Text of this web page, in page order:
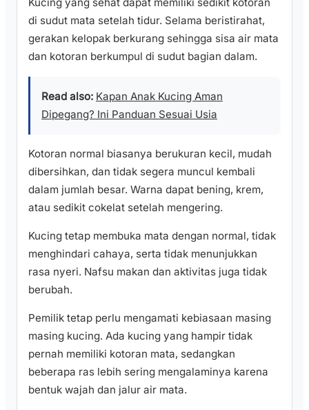
Kucing yang sehat dapat memiliki sedikit kotoran
di sudut mata setelah tidur. Selama beristirahat,
gerakan kelopak berkurang sehingga sisa air mata
dan kotoran berkumpul di sudut bagian dalam.
Read also: Kapan Anak Kucing Aman
Dipegang? Ini Panduan Sesuai Usia
Kotoran normal biasanya berukuran kecil, mudah
dibersihkan, dan tidak segera muncul kembali
dalam jumlah besar. Warna dapat bening, krem,
atau sedikit cokelat setelah mengering.
Kucing tetap membuka mata dengan normal, tidak
menghindari cahaya, serta tidak menunjukkan
rasa nyeri. Nafsu makan dan aktivitas juga tidak
berubah.
Pemilik tetap perlu mengamati kebiasaan masing
masing kucing. Ada kucing yang hampir tidak
pernah memiliki kotoran mata, sedangkan
beberapa ras lebih sering mengalaminya karena
bentuk wajah dan jalur air mata.